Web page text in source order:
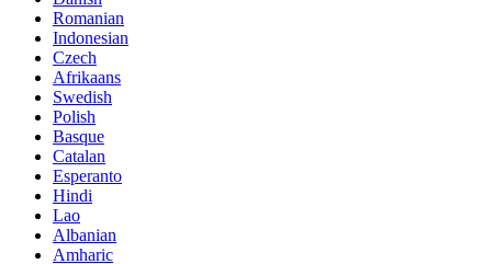
Romanian
Indonesian
Czech
Afrikaans
Swedish
Polish
Basque
Catalan
Esperanto
Hindi
Lao
Albanian
Amharic